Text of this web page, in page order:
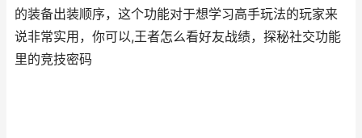
的装备出装顺序，这个功能对于想学习高手玩法的玩家来
说非常实用，你可以,王者怎么看好友战绩，探秘社交功能
里的竞技密码